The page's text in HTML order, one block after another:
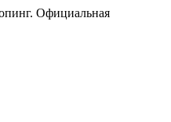
Официальная